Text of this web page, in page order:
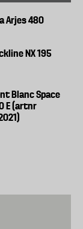
Arjes 480
NX 195
Blanc Space
E (artnr